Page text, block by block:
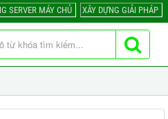
SERVER MÁY CHỦ XÂY DỰNG GIẢI PHÁP